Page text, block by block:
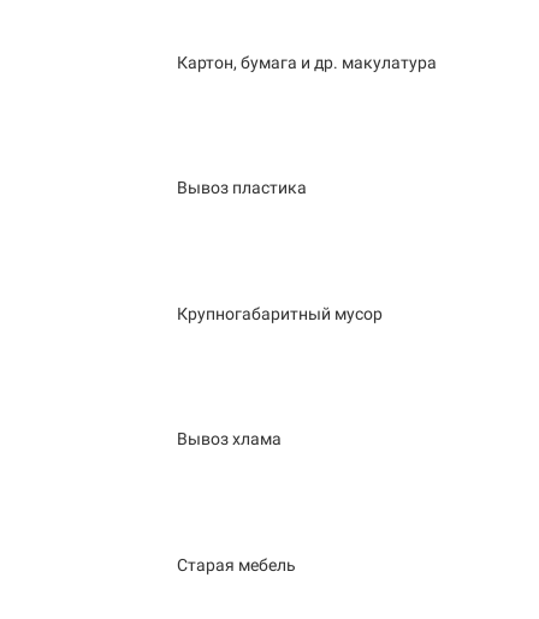
Картон, бумага и др. макулатура
Вывоз пластика
Крупногабаритный мусор
Вывоз хлама
Старая мебель